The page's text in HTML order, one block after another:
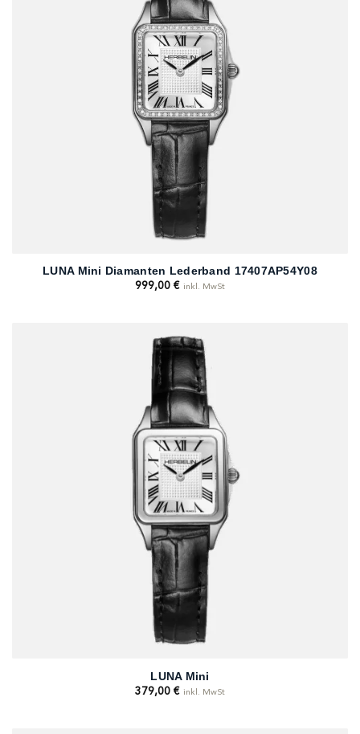
LUNA Mini Diamanten Lederband 17407AP54Y08
999,00 € inkl. MwSt
LUNA Mini
379,00 € inkl. MwSt